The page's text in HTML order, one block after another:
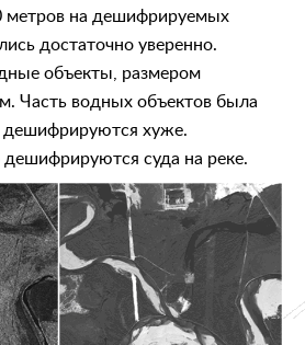
метров на дешифрируемых
достаточно уверенно.
объекты, размером
Часть водных объектов была
хуже.
суда на реке.